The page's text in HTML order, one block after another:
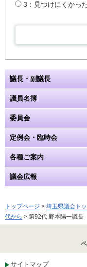
3：見つけにくかっ
議長・副議長
議員名簿
委員会
定例会・臨時会
各種ご案内
議会広報
トップページ > 埼玉県議会ト
代から > 第92代 野本陽一議長
サイトマップ